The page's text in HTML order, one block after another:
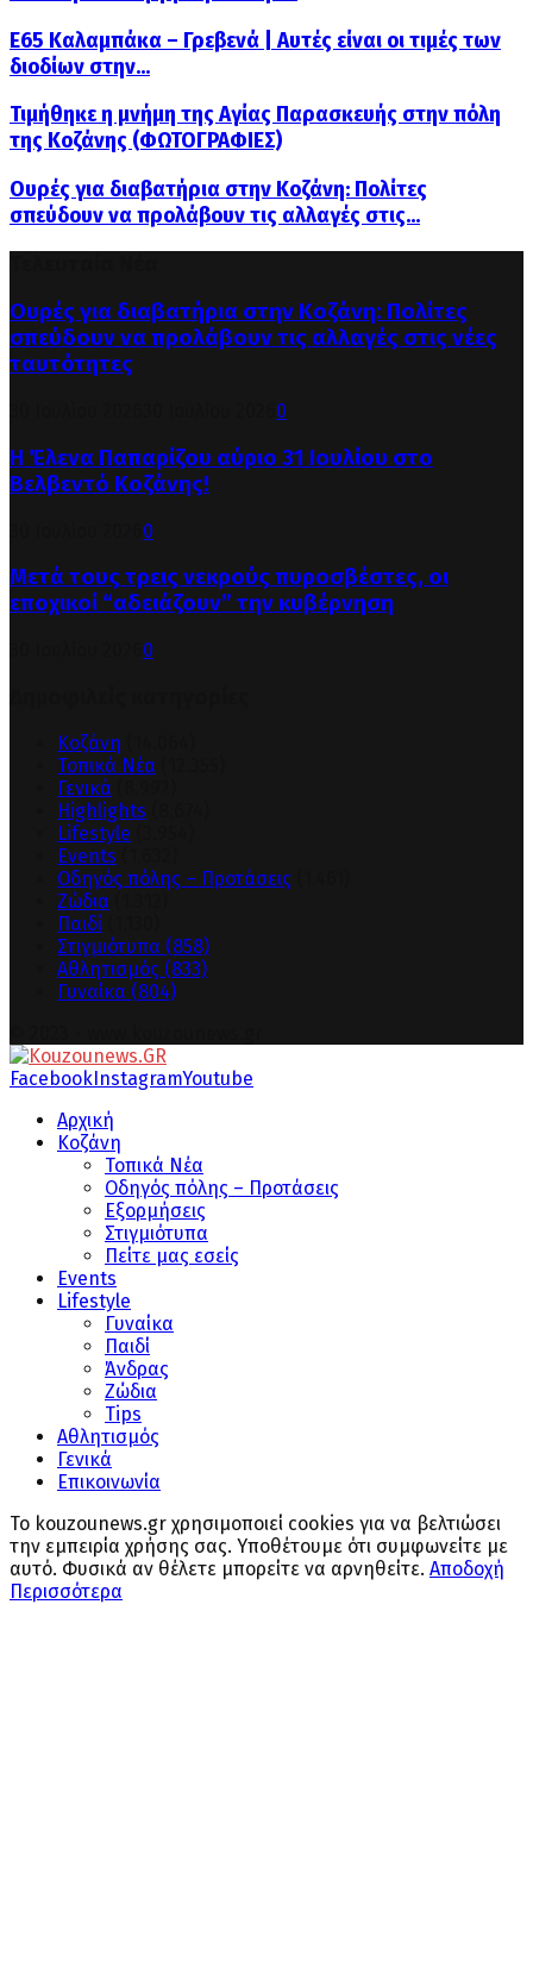
Ε65 Καλαμπάκα – Γρεβενά | Αυτές είναι οι τιμές των
διοδίων στην...
Τιμήθηκε η μνήμη της Αγίας Παρασκευής στην πόλη
της Κοζάνης (ΦΩΤΟΓΡΑΦΙΕΣ)
Ουρές για διαβατήρια στην Κοζάνη: Πολίτες
σπεύδουν να προλάβουν τις αλλαγές στις...
Ουρές για διαβατήρια στην Κοζάνη: Πολίτες
σπεύδουν να προλάβουν τις αλλαγές στις νέες
ταυτότητες
0
Η Έλενα Παπαρίζου αύριο 31 Ιουλίου στο
Βελβεντό Κοζάνης!
0
Μετά τους τρεις νεκρούς πυροσβέστες, οι
εποχικοί “αδειάζουν” την κυβέρνηση
0
Κοζάνη
Τοπικά Νέα
Γενικά
Highlights
Lifestyle
Events
Οδηγός πόλης – Προτάσεις
Ζώδια
Παιδί
Στιγμιότυπα (858)
Αθλητισμός (833)
Γυναίκα (804)
Facebook InstagramYoutube
Αρχική
Κοζάνη
Τοπικά Νέα
Οδηγός πόλης – Προτάσεις
Εξορμήσεις
Στιγμιότυπα
Πείτε μας εσείς
Events
Lifestyle
Γυναίκα
Παιδί
Άνδρας
Ζώδια
Tips
Αθλητισμός
Γενικά
Επικοινωνία
Το kouzounews.gr χρησιμοποιεί cookies για να βελτιώσει
την εμπειρία χρήσης σας. Υποθέτουμε ότι συμφωνείτε με
αυτό. Φυσικά αν θέλετε μπορείτε να αρνηθείτε. Αποδοχή
Περισσότερα